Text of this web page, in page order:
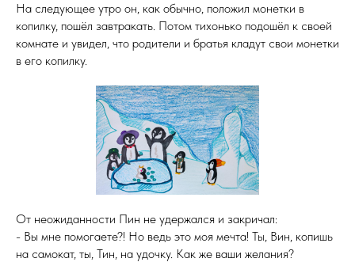
На следующее утро он, как обычно, положил монетки в
копилку, пошёл завтракать. Потом тихонько подошёл к своей
комнате и увидел, что родители и братья кладут свои монетки
в его копилку.
От неожиданности Пин не удержался и закричал:
- Вы мне помогаете?! Но ведь это моя мечта! Ты, Вин, копишь
на самокат, ты, Тин, на удочку. Как же ваши желания?